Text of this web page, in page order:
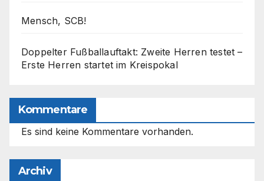
Mensch, SCB!
Doppelter Fußballauftakt: Zweite Herren testet –
Erste Herren startet im Kreispokal
Kommentare
Es sind keine Kommentare vorhanden.
Archiv